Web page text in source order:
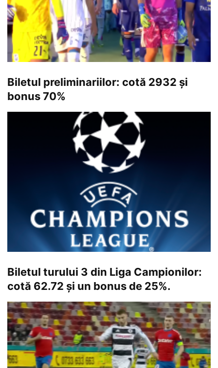
Biletul preliminariilor: cotă 2932 și
bonus 70%
Biletul turului 3 din Liga Campionilor:
cotă 62.72 și un bonus de 25%.